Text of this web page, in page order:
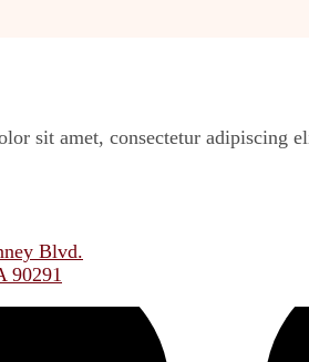
sit amet, consectetur adipiscing
Blvd.
90291